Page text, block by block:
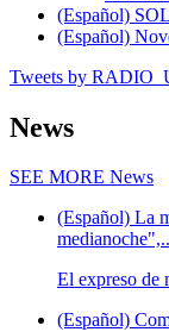
(Español)
(Español)
Tweets by
News
SEE MORE News
(Español) La
El expreso de
(Español)